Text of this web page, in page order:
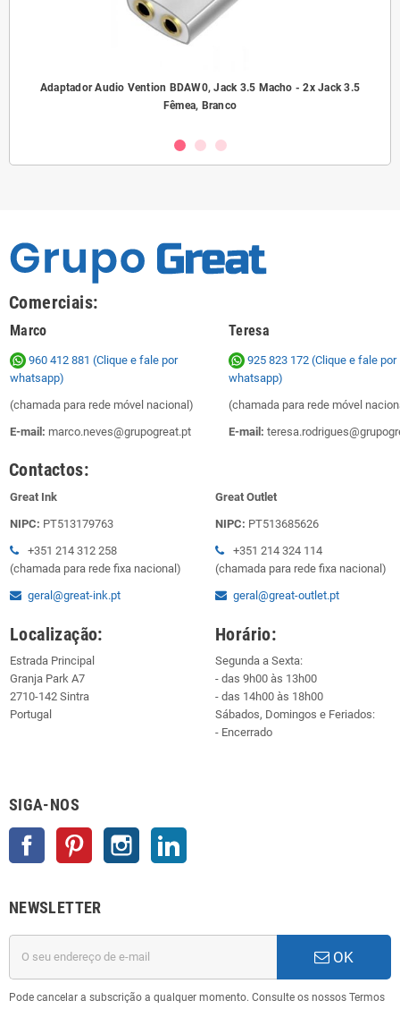
Adaptador Audio Vention BDAW0, Jack 3.5 Macho - 2x Jack 3.5
Fêmea, Branco
Comerciais:
Marco Teresa
960 412 881 (Clique e fale por
whatsapp)
(chamada para rede móvel nacional)
E-mail: marco.neves@grupogreat.pt
925 823 172 (Clique e fale por
whatsapp)
(chamada para rede móvel
E-mail:
Contactos:
Great Ink
NIPC: PT513179763
+351 214 312 258
(chamada para rede fixa nacional)
geral@great-ink.pt
Great Outlet
NIPC: PT513685626
+351 214 324 114
(chamada para rede fixa nacional)
geral@great-outlet.pt
Localização:
Estrada Principal
Granja Park A7
2710-142 Sintra
Portugal
Horário:
Segunda a Sexta:
- das 9h00 às 13h00
- das 14h00 às 18h00
Sábados, Domingos e Feriados:
- Encerrado
SIGA-NOS
Facebook Pinterest Instagram
NEWSLETTER
OK
Pode cancelar a subscrição a qualquer momento. Consulte os nossos Termos